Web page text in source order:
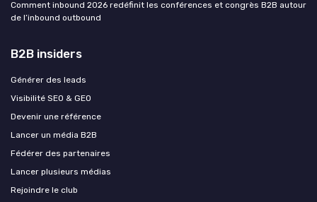
Comment inbound 2026 redéfinit les conférences et congrès B2B autour
de l’inbound outbound
B2B insiders
Générer des leads
Visibilité SEO & GEO
Devenir une référence
Lancer un média B2B
Fédérer des partenaires
Lancer plusieurs médias
Rejoindre le club